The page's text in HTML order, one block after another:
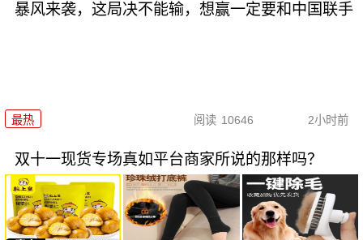
暴风来袭，这局决不能输，想赢一定要和中国联手
最热 阅读 10646 2小时前
双十一现货专场真如平台商家所说的那样吗？